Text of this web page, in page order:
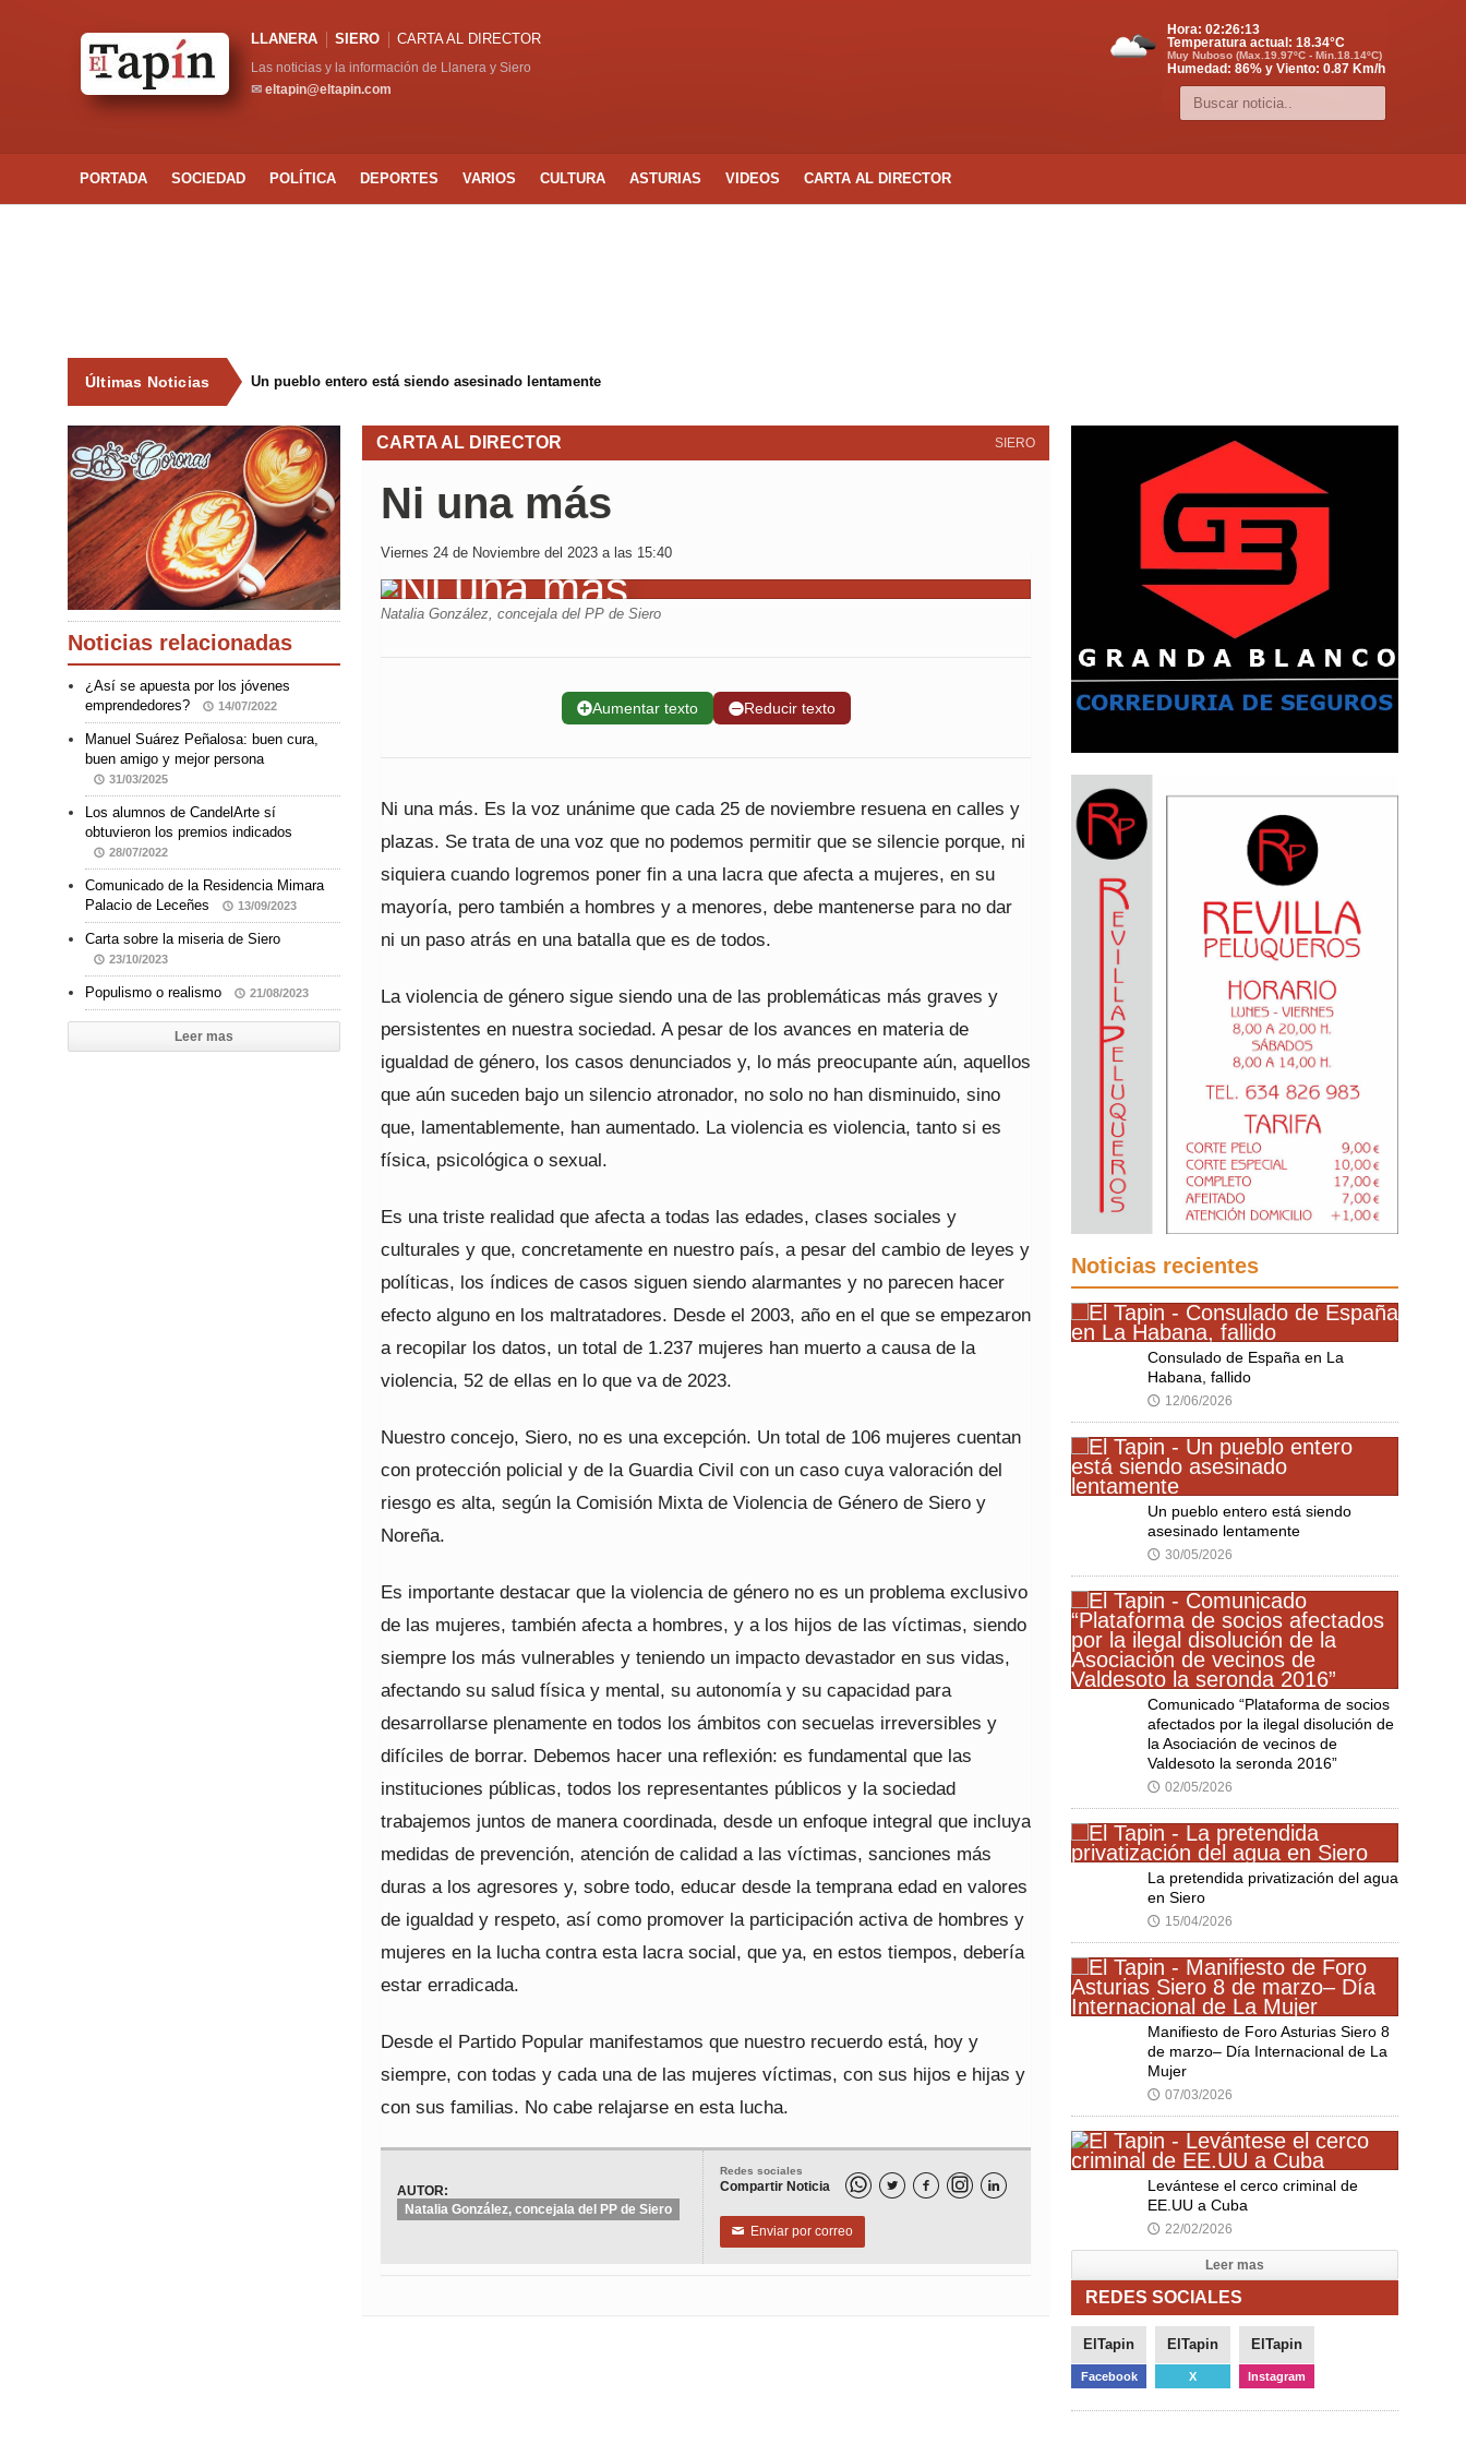
LLANERA SIERO CARTA AL DIRECTOR
Las noticias y la información de Llanera y Siero
✉ eltapin@eltapin.com
Hora: 02:26:13
Temperatura actual: 18.34°C
Muy Nuboso (Max.19.97ºC - Min.18.14ºC)
Humedad: 86% y Viento: 0.87 Km/h
PORTADA SOCIEDAD POLÍTICA DEPORTES VARIOS CULTURA ASTURIAS VIDEOS CARTA AL DIRECTOR
Últimas Noticias Un pueblo entero está siendo asesinado lentamente
SIERO
CARTA AL DIRECTOR
Ni una más
Viernes 24 de Noviembre del 2023 a las 15:40
Natalia González, concejala del PP de Siero
➕Aumentar texto ➖Reducir texto
Ni una más. Es la voz unánime que cada 25 de noviembre resuena en calles y
plazas. Se trata de una voz que no podemos permitir que se silencie porque, ni
siquiera cuando logremos poner fin a una lacra que afecta a mujeres, en su
mayoría, pero también a hombres y a menores, debe mantenerse para no dar
ni un paso atrás en una batalla que es de todos.
La violencia de género sigue siendo una de las problemáticas más graves y
persistentes en nuestra sociedad. A pesar de los avances en materia de
igualdad de género, los casos denunciados y, lo más preocupante aún, aquellos
que aún suceden bajo un silencio atronador, no solo no han disminuido, sino
que, lamentablemente, han aumentado. La violencia es violencia, tanto si es
física, psicológica o sexual.
Es una triste realidad que afecta a todas las edades, clases sociales y
culturales y que, concretamente en nuestro país, a pesar del cambio de leyes y
políticas, los índices de casos siguen siendo alarmantes y no parecen hacer
efecto alguno en los maltratadores. Desde el 2003, año en el que se empezaron
a recopilar los datos, un total de 1.237 mujeres han muerto a causa de la
violencia, 52 de ellas en lo que va de 2023.
Nuestro concejo, Siero, no es una excepción. Un total de 106 mujeres cuentan
con protección policial y de la Guardia Civil con un caso cuya valoración del
riesgo es alta, según la Comisión Mixta de Violencia de Género de Siero y
Noreña.
Es importante destacar que la violencia de género no es un problema exclusivo
de las mujeres, también afecta a hombres, y a los hijos de las víctimas, siendo
siempre los más vulnerables y teniendo un impacto devastador en sus vidas,
afectando su salud física y mental, su autonomía y su capacidad para
desarrollarse plenamente en todos los ámbitos con secuelas irreversibles y
difíciles de borrar. Debemos hacer una reflexión: es fundamental que las
instituciones públicas, todos los representantes públicos y la sociedad
trabajemos juntos de manera coordinada, desde un enfoque integral que incluya
medidas de prevención, atención de calidad a las víctimas, sanciones más
duras a los agresores y, sobre todo, educar desde la temprana edad en valores
de igualdad y respeto, así como promover la participación activa de hombres y
mujeres en la lucha contra esta lacra social, que ya, en estos tiempos, debería
estar erradicada.
Desde el Partido Popular manifestamos que nuestro recuerdo está, hoy y
siempre, con todas y cada una de las mujeres víctimas, con sus hijos e hijas y
con sus familias. No cabe relajarse en esta lucha.
Redes sociales
Compartir Noticia   
✉ Enviar por correo
AUTOR:
Natalia González, concejala del PP de Siero
Noticias relacionadas
¿Así se apuesta por los jóvenes
emprendedores?
14/07/2022
Manuel Suárez Peñalosa: buen cura,
buen amigo y mejor persona
31/03/2025
Los alumnos de CandelArte sí
obtuvieron los premios indicados
28/07/2022
Comunicado de la Residencia Mimara
Palacio de Leceñes
13/09/2023
Carta sobre la miseria de Siero
23/10/2023
Populismo o realismo 21/08/2023
Leer mas
Noticias recientes
Consulado de España en La
Habana, fallido
🕔 12/06/2026
Un pueblo entero está siendo
asesinado lentamente
🕔 30/05/2026
Comunicado “Plataforma de socios
afectados por la ilegal disolución de
la Asociación de vecinos de
Valdesoto la seronda 2016”
🕔 02/05/2026
La pretendida privatización del agua
en Siero
🕔 15/04/2026
Manifiesto de Foro Asturias Siero 8
de marzo– Día Internacional de La
Mujer
🕔 07/03/2026
Levántese el cerco criminal de
EE.UU a Cuba
🕔 22/02/2026
Leer mas
REDES SOCIALES
ElTapin
Facebook
ElTapin
X
ElTapin
Instagram